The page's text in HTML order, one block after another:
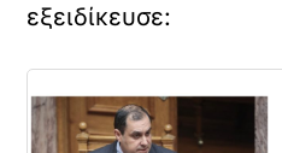
εξειδίκευσε: